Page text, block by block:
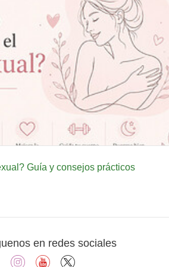
Guía y consejos prácticos
en redes sociales
facebookinstagramyoutube